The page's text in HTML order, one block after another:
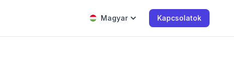
Magyar Kapcsolatok